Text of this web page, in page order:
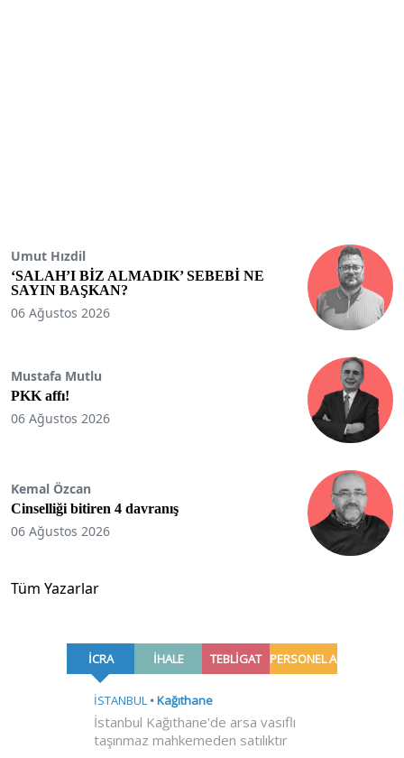
Umut Hızdil
‘SALAH’I BİZ ALMADIK’ SEBEBİ NE
SAYIN BAŞKAN?
06 Ağustos 2026
Mustafa Mutlu
PKK affı!
06 Ağustos 2026
Kemal Özcan
Cinselliği bitiren 4 davranış
06 Ağustos 2026
Tüm Yazarlar